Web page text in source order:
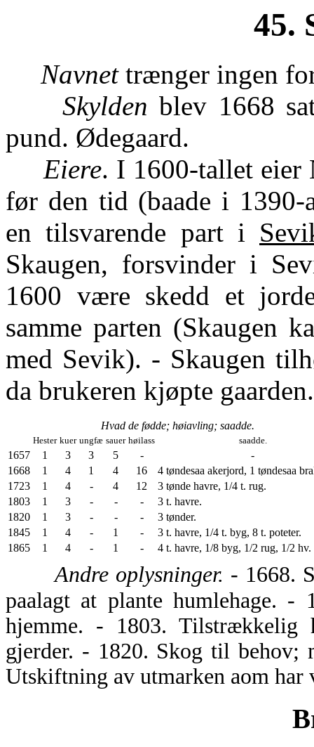
45.
Navnettrænger ingen
Skylden blev 1668
pund. Ødegaard.
Eiere. I 1600-tallet eier
før den tid (baade i 1390-
en tilsvarende part i
Skaugen, forsvinder i
1600 være skedd et
samme parten (Skaugen
med Sevik). - Skaugen
da brukeren kjøpte gaarden.
Hvad de fødde; høiavling; saadde.
Hester kuer ungfæ sauer høilass saadde.
1657 1 3 3 5 -
-
1668
1 4 1 4 16
4 tøndesaa akerjord, 1 tøndesaa
1723
1 4 - 4 12
3 tønde havre, 1/4 t. rug.
1803
1 3 - - -
3 t. havre.
1820
1 3 - - -
3 tønder.
1845
1 4 - 1 -
3 t. havre, 1/4 t. byg, 8 t. poteter.
1865
1 4 - 1 - 4 t. havre, 1/8 byg, 1/2 rug, 1/2 hv.
Andre oplysninger. - 1668.
paalagt at plante humlehage.
hjemme. - 1803. Tilstrækkelig
gjerder. - 1820. Skog til behov;
Utskiftning av utmarken aom har